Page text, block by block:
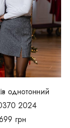
однотонний
2024
грн